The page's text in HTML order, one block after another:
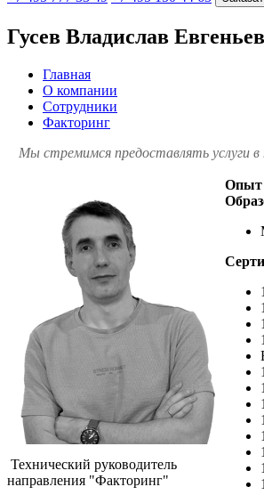
Гусев Владислав
Главная
О компании
Сотрудники
Факторинг
Мы стремимся предоставлять услуги
Технический руководитель
направления "Факторинг"
Опыт